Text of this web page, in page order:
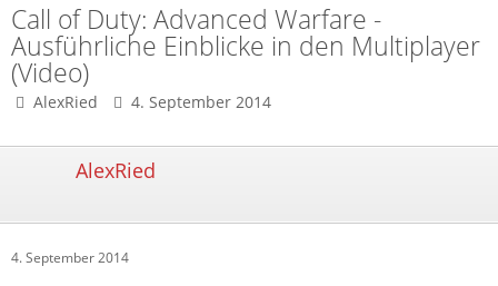
Call of Duty: Advanced Warfare -
Ausführliche Einblicke in den Multiplayer
(Video)
AlexRied 4. September 2014
AlexRied
4. September 2014